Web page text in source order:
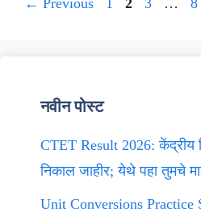
← Previous 1 2 3 … 8
नवीन पोस्ट
CTET Result 2026: केंद्रीय
निकाल जाहीर; येथे पहा तुमचे
Unit Conversions Practice